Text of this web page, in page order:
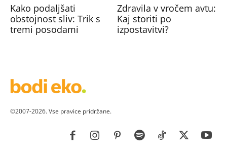
Kako podaljšati
obstojnost sliv: Trik s
tremi posodami
Zdravila v vročem avtu:
Kaj storiti po
izpostavitvi?
©2007-2026. Vse pravice pridržane.